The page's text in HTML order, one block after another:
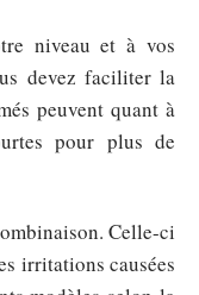
niveau et à vos
devez faciliter la
peuvent quant à
pour plus de
Celle-ci
irritations causées